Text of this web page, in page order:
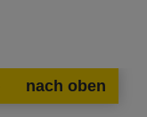
nach oben